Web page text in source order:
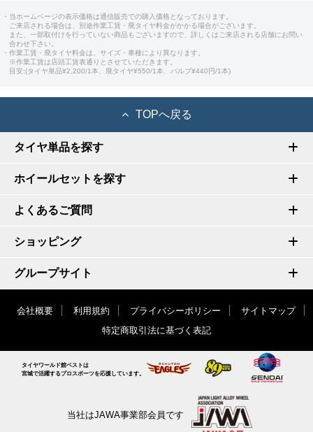
・当ホームページの表示価格は通信販売での購入価格となっております。
ご来店される場合は、別途作業工賃・廃タイヤ料金がかかる場合がございます。
また、一部取付けを行っていない商品もございますので、詳しくはご来店される店舗にお問い
合わせ下さい。
・作業工賃・廃タイヤ料金は、サイズ・車種により異なります。
※作業工賃は店頭工賃表通りとさせていただきます。
目安:(タイヤ単品¥2,200/1本、廃タイヤ¥550/1本、バルブ¥440円/1本)
TOPへ戻る
タイヤ単品を探す
ホイールセットを探す
よくあるご質問
ショッピング
グループサイト
会社概要 利用規約 プライバシーポリシー
サイトマップ
特定商取引法に基づく表記
タイヤワールド館ベストは
宮城で活躍するプロスポーツを応援しています。
当社はJAWA事業部会員です